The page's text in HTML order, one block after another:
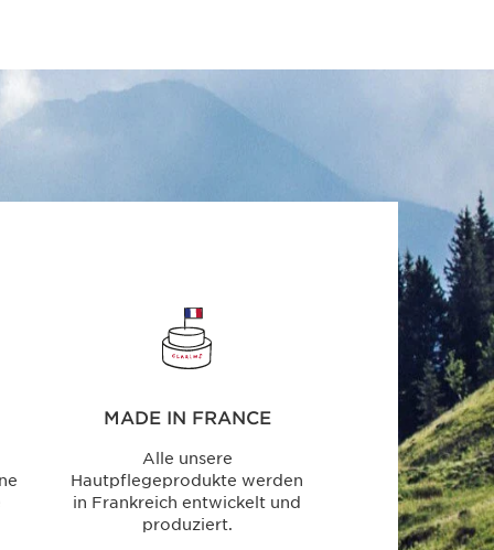
MADE IN FRANCE
Alle unsere
Hautpflegeprodukte werden
in Frankreich entwickelt und
produziert.